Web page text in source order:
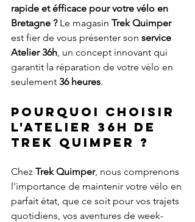
rapide et éfficace pour votre vélo en
Bretagne ? Le magasin Trek Quimper
est fier de vous présenter son service
Atelier 36h , un concept innovant qui
garantit la réparation de votre vélo en
seulement 36 heures.
Pourquoi choisir
l'Atelier 36h de
Trek Quimper ?
Chez Trek Quimper, nous comprenons
l'importance de maintenir votre vélo en
parfait état, que ce soit pour vos trajets
quotidiens, vos aventures de week-